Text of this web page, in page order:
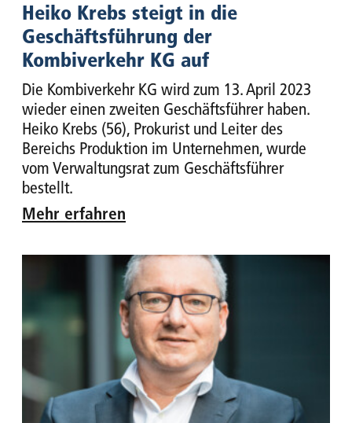
Heiko Krebs steigt in die
Geschäfts­führung der
Kombiverkehr KG auf
Die Kombiverkehr KG wird zum 13. April 2023
wieder einen zweiten Geschäftsführer haben.
Heiko Krebs (56), Prokurist und Leiter des
Bereichs Produktion im Unternehmen, wurde
vom Verwaltungsrat zum Geschäftsführer
bestellt.
Mehr erfahren